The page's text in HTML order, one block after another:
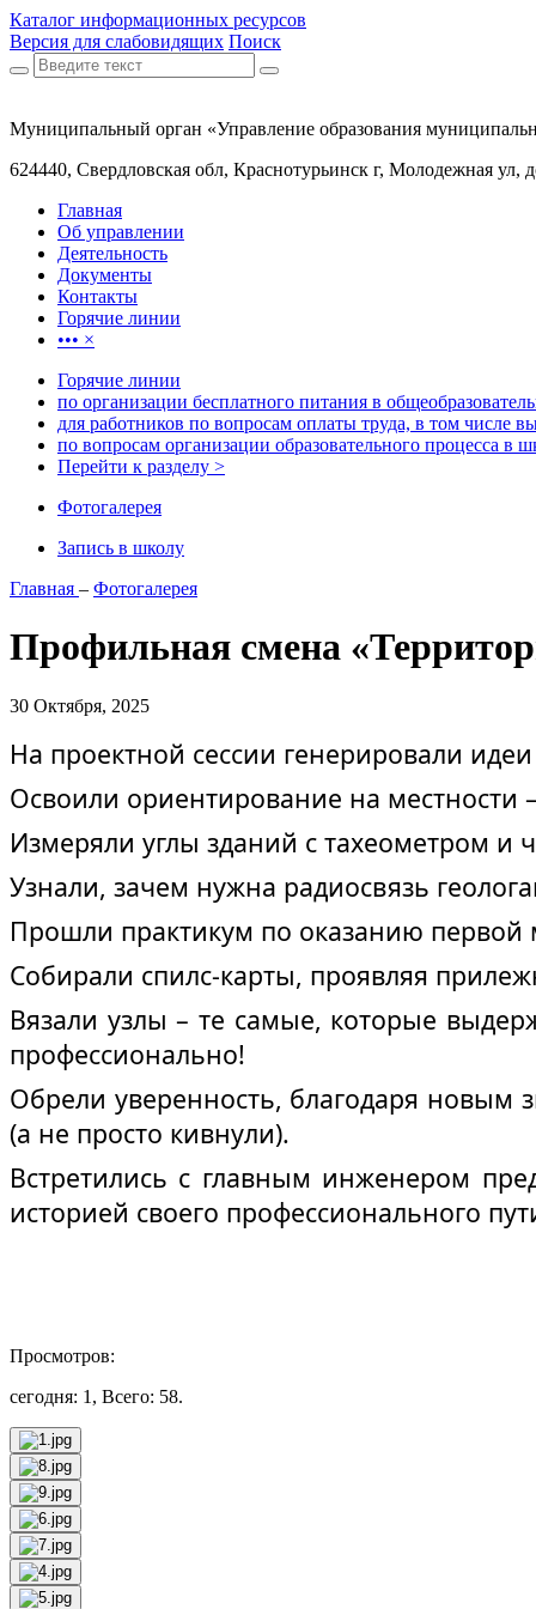
Каталог информационных ресурсов
Версия для слабовидящих Поиск
Муниципальный орган «Управление образования
624440, Свердловская обл, Краснотурьинск г, Молодежная ул,
Главная
Об управлении
Деятельность
Документы
Контакты
Горячие линии
••• ×
Горячие линии
по организации бесплатного питания в
для работников по вопросам оплаты труда, в том числе
по вопросам организации образовательного процесса в
Перейти к разделу >
Фотогалерея
Запись в школу
Главная – Фотогалерея
Профильная смена
30 Октября, 2025
На проектной сессии генерировали
Освоили ориентирование на местности
Измеряли углы зданий с тахеометром и
Узнали, зачем нужна радиосвязь
Прошли практикум по оказанию первой
Собирали спилс-карты, проявляя
Вязали узлы – те самые, которые
профессионально!
Обрели уверенность, благодаря новым
(а не просто кивнули).
Встретились с главным инженером
историей своего профессионального
Просмотров:
сегодня: 1, Всего: 58.